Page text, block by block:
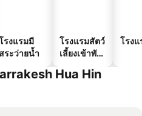
รงแรมมี
สระว่ายน้ำ
โรงแรมสัตว์
เลี้ยงเข้าพัก
โรง
Hua Hin